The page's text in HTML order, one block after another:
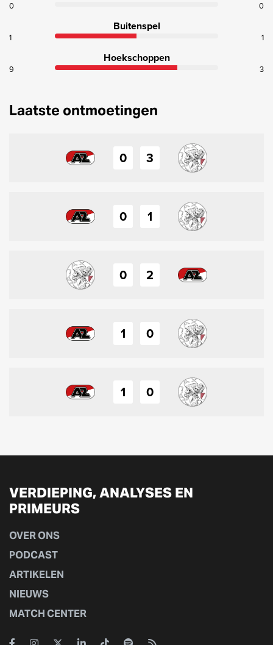
0 0
Buitenspel
1 1
Hoekschoppen
9 3
Laatste ontmoetingen
0 3
0 1
0 2
1 0
1 0
VERDIEPING, ANALYSES EN
PRIMEURS
OVER ONS
PODCAST
ARTIKELEN
NIEUWS
MATCH CENTER